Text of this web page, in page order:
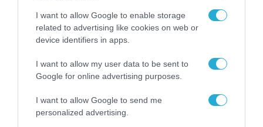
I want to allow Google to enable storage
related to advertising like cookies on web or
device identifiers in apps.
I want to allow my user data to be sent to
Google for online advertising purposes.
I want to allow Google to send me
personalized advertising.
ΡΟΗ ΕΙΔΗΣΕΩΝ